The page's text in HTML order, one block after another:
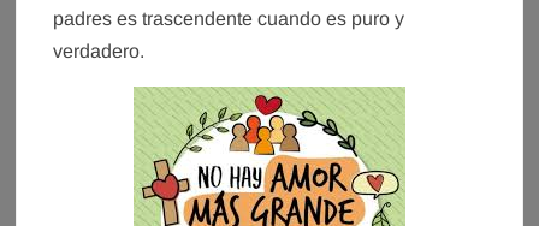
padres es trascendente cuando es puro y
verdadero.